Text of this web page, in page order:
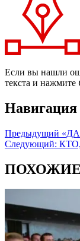
Если вы нашли
текста и нажмите
Навигация
Предыдущий
Следующий: